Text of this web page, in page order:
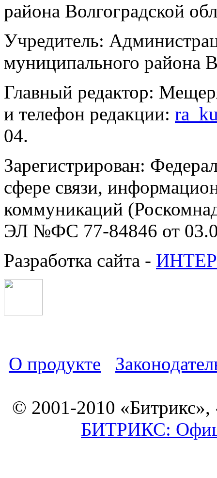
района Волгоградской
Учредитель:
муниципального района
Главный редактор:
и телефон редакции:
04.
Зарегистрирован:
сфере связи,
коммуникаций
ЭЛ №ФС 77-84846 от
Разработка сайта -
О продукте
© 2001-2010 «Битрикс»,
БИТРИКС: